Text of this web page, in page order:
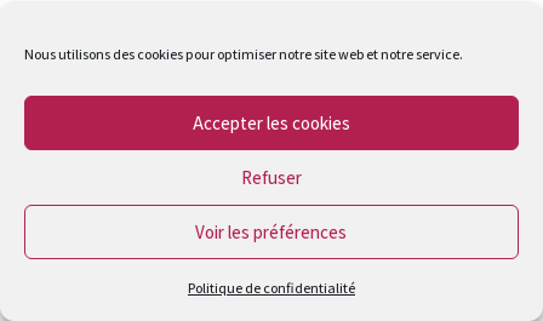
Nous utilisons des cookies pour optimiser notre site web et notre service.
Accepter les cookies
Refuser
Voir les préférences
Politique de confidentialité
MENTIONS LEGALES